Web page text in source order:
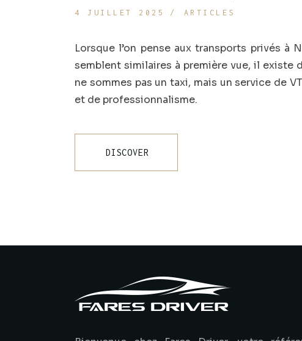
4 JUILLET 2025 ARTICLES
Lorsque l’on pense aux transports privés
semblent similaires à première vue, il existe
ne sommes pas un taxi, mais un service de
et de professionnalisme.
DISCOVER